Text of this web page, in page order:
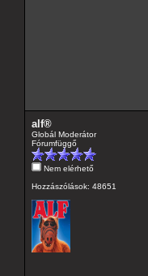
alf®
Globál Moderátor
Fórumfüggő
Nem elérhető
Hozzászólások: 48651